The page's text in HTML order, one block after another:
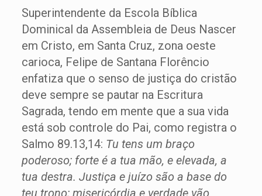
Superintendente da Escola Bíblica
Dominical da Assembleia de Deus Nascer
em Cristo, em Santa Cruz, zona oeste
carioca, Felipe de Santana Florêncio
enfatiza que o senso de justiça do cristão
deve sempre se pautar na Escritura
Sagrada, tendo em mente que a sua vida
está sob controle do Pai, como registra o
Salmo 89.13,14: Tu tens um braço
poderoso; forte é a tua mão, e elevada, a
tua destra. Justiça e juízo são a base do
teu trono; misericórdia e verdade vão